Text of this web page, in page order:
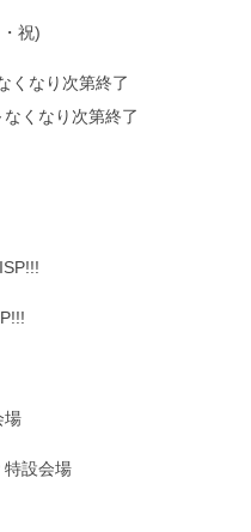
祝)
くなり次第終了
くなり次第終了
場
特設会場